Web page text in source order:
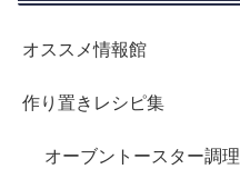
オススメ情報館
作り置きレシピ集
オーブントースター調理